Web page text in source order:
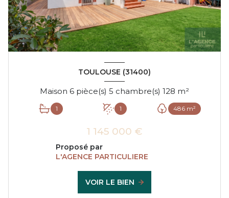
TOULOUSE (31400)
Maison 6 pièce(s) 5 chambre(s) 128 m²
1 1 486 m²
1 145 000 €
Proposé par
L'AGENCE PARTICULIERE
VOIR LE BIEN